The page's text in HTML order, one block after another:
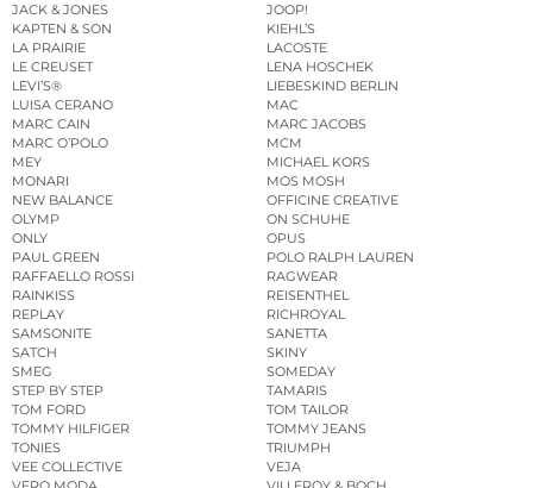
JACK & JONES
JOOP!
KAPTEN & SON
KIEHL’S
LA PRAIRIE
LACOSTE
LE CREUSET
LENA HOSCHEK
LEVI’S®
LIEBESKIND BERLIN
LUISA CERANO
MAC
MARC CAIN
MARC JACOBS
MARC O’POLO
MCM
MEY
MICHAEL KORS
MONARI
MOS MOSH
NEW BALANCE
OFFICINE CREATIVE
OLYMP
ON SCHUHE
ONLY
OPUS
PAUL GREEN
POLO RALPH LAUREN
RAFFAELLO ROSSI
RAGWEAR
RAINKISS
REISENTHEL
REPLAY
RICHROYAL
SAMSONITE
SANETTA
SATCH
SKINY
SMEG
SOMEDAY
STEP BY STEP
TAMARIS
TOM FORD
TOM TAILOR
TOMMY HILFIGER
TOMMY JEANS
TONIES
TRIUMPH
VEE COLLECTIVE
VEJA